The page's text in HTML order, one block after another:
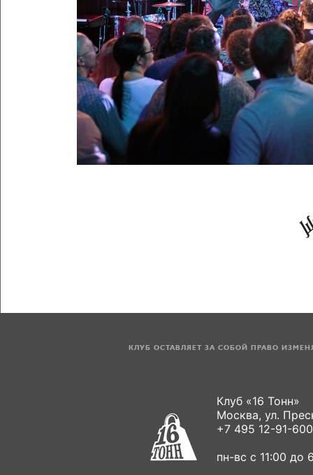
КЛУБ ОСТАВЛЯЕТ ЗА СОБОЙ ПРАВО
Клуб «16 Тонн»
Москва, ул.
+7 495 12-91-
пн-вс с 11:00 до